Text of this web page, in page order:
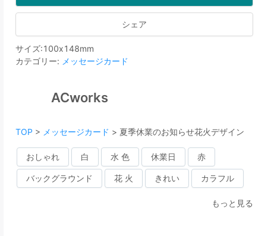
シェア
サイズ:100x148mm
カテゴリー: メッセージカード
ACworks
TOP > メッセージカード > 夏季休業のお知らせ花火デザイン
おしゃれ 白 水 色 休業日 赤
バックグラウンド 花 火 きれい カラフル
もっと見る